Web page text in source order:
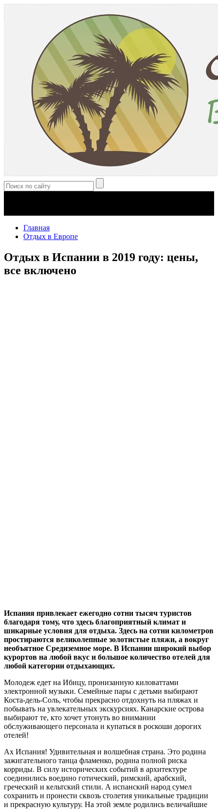
Главная
Отдых в Европе
Отдых в Испании в 2019 году: цены,
все включено
Испания привлекает ежегодно сотни тысяч туристов
благодаря тому, что здесь благоприятный климат и
шикарные условия для отдыха. Здесь на сотни километров
простираются великолепные золотистые пляжи, а вокруг
необъятное Средиземное море. В Испании широкий выбор
курортов на любой вкус и большое количество отелей для
любой категории отдыхающих.
Молодеж едет на Ибицу, пронизанную киловаттами
электронной музыки. Семейные пары с детьми выбирают
Коста-дель-Соль, чтобы прекрасно отдохнуть на пляжах и
побывать на увлекательных экскурсиях. Канарские острова
выбирают те, кто хочет утонуть во внимании
обслуживающего персонала и купаться в роскоши дорогих
отелей!
Ах Испания! Удивительная и волшебная страна. Это родина
зажигательного танца фламенко, родина полной риска
корриды. В силу исторических событий в архитектуре
соединились воедино готический, римский, арабский,
греческий и кельтский стили. А испанский народ сумел
сохранить и пронести сквозь столетия уникальные традиции
и прекрасную культуру. На этой земле родились величайшие